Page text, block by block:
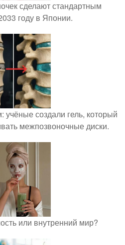
сделают стандартным
году в Японии.
создали гель, который
межпозвоночные диски.
или внутренний мир?